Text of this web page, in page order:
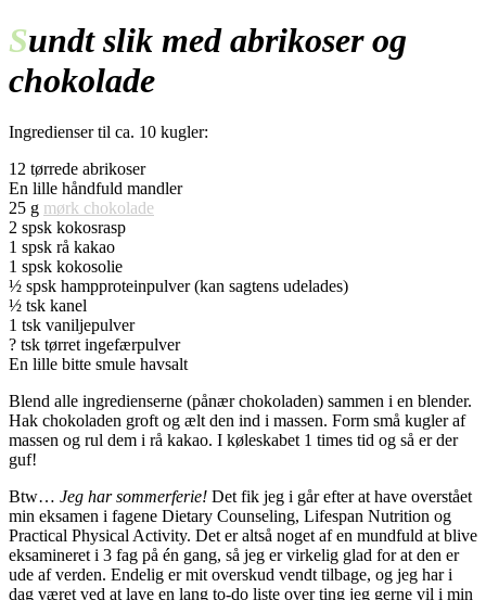
Sundt slik med abrikoser og
chokolade
Ingredienser til ca. 10 kugler:
12 tørrede abrikoser
En lille håndfuld mandler
25 g mørk chokolade
2 spsk kokosrasp
1 spsk rå kakao
1 spsk kokosolie
½ spsk hampproteinpulver (kan sagtens udelades)
½ tsk kanel
1 tsk vaniljepulver
? tsk tørret ingefærpulver
En lille bitte smule havsalt
Blend alle ingredienserne (pånær chokoladen) sammen i en blender.
Hak chokoladen groft og ælt den ind i massen. Form små kugler af
massen og rul dem i rå kakao. I køleskabet 1 times tid og så er der
guf!
Btw… Jeg har sommerferie! Det fik jeg i går efter at have overstået
min eksamen i fagene Dietary Counseling, Lifespan Nutrition og
Practical Physical Activity. Det er altså noget af en mundfuld at blive
eksamineret i 3 fag på én gang, så jeg er virkelig glad for at den er
ude af verden. Endelig er mit overskud vendt tilbage, og jeg har i
dag været ved at lave en lang to-do liste over ting jeg gerne vil i min